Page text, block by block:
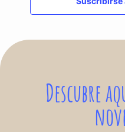
Descubre